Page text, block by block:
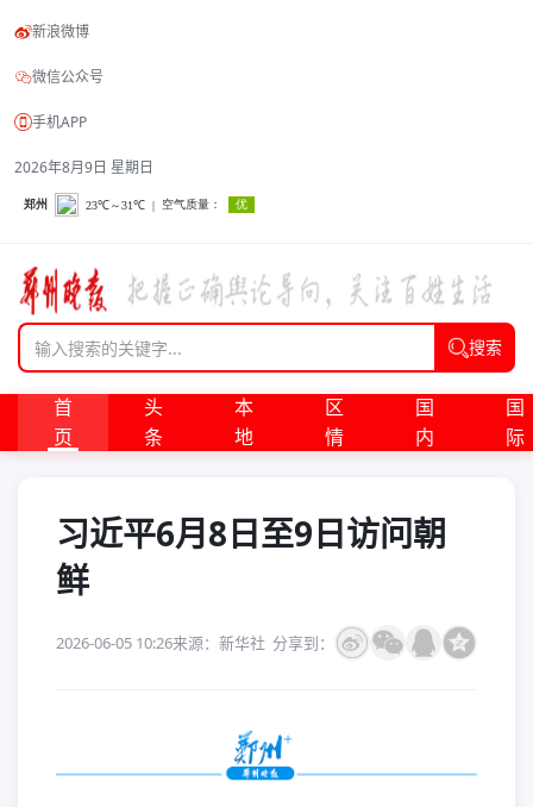
新浪微博
微信公众号
手机APP
2026年8月9日 星期日
搜索
首
页
头
条
本
地
区
情
国
内
国
际
习近平6月8日至9日访问朝
鲜
2026-06-05 10:26来源：新华社 分享到：